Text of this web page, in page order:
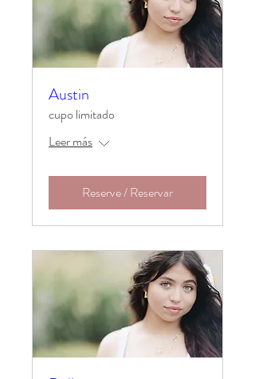
Austin
cupo limitado
Leer más
Reserve / Reservar